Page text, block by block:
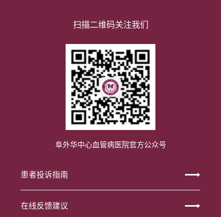
扫描二维码关注我们
阜外华中心血管病医院官方公众号
患者投诉指南
在线反馈建议